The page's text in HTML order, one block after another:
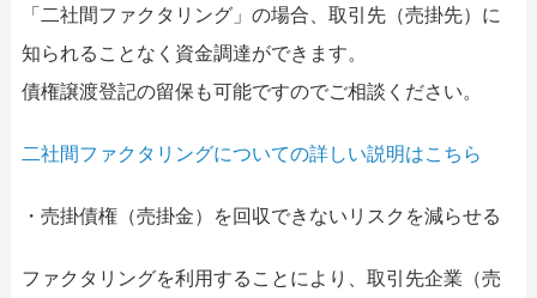
「二社間ファクタリング」の場合、取引先（売掛先）に
知られることなく資金調達ができます。
債権譲渡登記の留保も可能ですのでご相談ください。
二社間ファクタリングについての詳しい説明はこちら
・売掛債権（売掛金）を回収できないリスクを減らせる
ファクタリングを利用することにより、取引先企業（売